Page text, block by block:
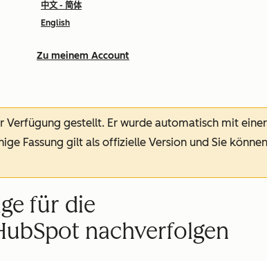
中文 - 简体
English
Zu meinem Account
Verfügung gestellt. Er wurde automatisch mit
Fassung gilt als offizielle Version und Sie
für die
nachverfolgen